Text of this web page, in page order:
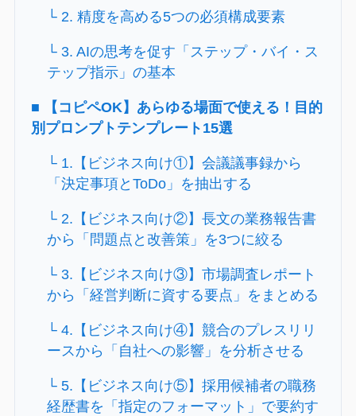
└ 2. 精度を高める5つの必須構成要素
└ 3. AIの思考を促す「ステップ・バイ・ス
テップ指示」の基本
■ 【コピペOK】あらゆる場面で使える！目的
別プロンプトテンプレート15選
└ 1.【ビジネス向け①】会議議事録から
「決定事項とToDo」を抽出する
└ 2.【ビジネス向け②】長文の業務報告書
から「問題点と改善策」を3つに絞る
└ 3.【ビジネス向け③】市場調査レポート
から「経営判断に資する要点」をまとめる
└ 4.【ビジネス向け④】競合のプレスリリ
ースから「自社への影響」を分析させる
└ 5.【ビジネス向け⑤】採用候補者の職務
経歴書を「指定のフォーマット」で要約す